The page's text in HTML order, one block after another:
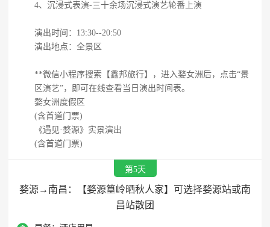
4、沉浸式表演-三十余场沉浸式演艺轮番上演
演出时间：13:30--20:50
演出地点：全景区
**微信小程序搜索【鑫邦旅行】，进入婺女洲后，点击“景
区演艺”，即可在线查看当日演出时间表。
婺女洲度假区
(含首道门票)
《遇见·婺源》实景演出
(含首道门票)
第5天
婺源→南昌：【婺源篁岭晒秋人家】可选择婺源站或南
昌站散团